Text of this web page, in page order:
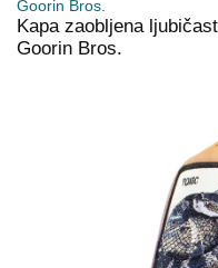
Goorin Bros.
Kapa zaobljena
Goorin Bros.